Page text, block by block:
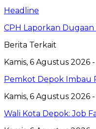
Headline
CPH Laporkan
Berita Terkait
Kamis, 6 Agustus 2026 -
Pemkot Depok Imbau
Kamis, 6 Agustus 2026 -
Wali Kota Depok: Job